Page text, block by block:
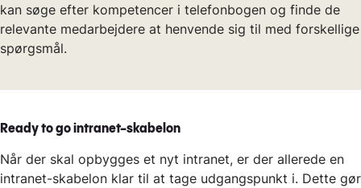
kan søge efter kompetencer i telefonbogen og finde de
relevante medarbejdere at henvende sig til med forskellige
spørgsmål.
Ready to go intranet-skabelon
Når der skal opbygges et nyt intranet, er der allerede en
intranet-skabelon klar til at tage udgangspunkt i. Dette gør